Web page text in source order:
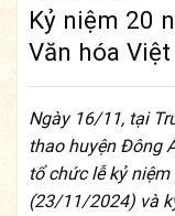
Kỷ niệm 20
Văn hóa
Ngày 16/11, tại
thao huyện Đông
tổ chức lễ kỷ
(23/11/2024) và